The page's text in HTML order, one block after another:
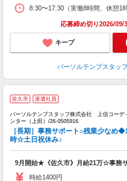
8:30〜17:30（実働8時間、休憩
応募締め切り2026/09/
キープ
パーソルテンプスタッ
佐久市 派遣社員
パーソルテンプスタッフ株式会社 上信コーデ
ンター（上田）/26-0505916
［長期］事務サポート○残業少なめ
時☆土日祝休み♪
9月開始★《佐久市》月給21万☆事務
時給1400円